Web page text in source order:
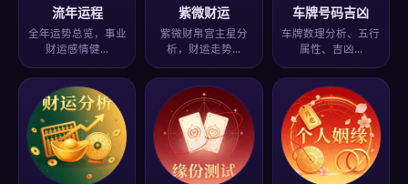
流年运程
全年运势总览，事业
财运感情健…
紫微财运
紫微财帛宫主星分
析，财运走势…
车牌号码吉凶
车牌数理分析、五行
属性、吉凶…